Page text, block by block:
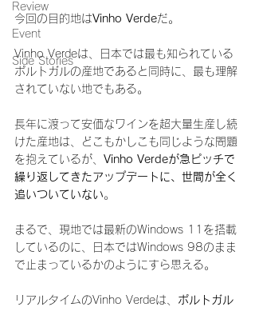
Review
Event
Side Stories
今回の目的地はVinho Verdeだ。
Vinho Verdeは、日本では最も知られている
ポルトガルの産地であると同時に、最も理解
されていない地でもある。
長年に渡って安価なワインを超大量生産し続
けた産地は、どこもかしこも同じような問題
を抱えているが、 Vinho Verdeが急ピッチで
繰り返してきたアップデートに、世間が全く
追いついていない。
まるで、現地では最新のWindows 11を搭載
しているのに、日本ではWindows 98のまま
で止まっているかのようにすら思える。
リアルタイムのVinho Verdeは、 ポルトガル